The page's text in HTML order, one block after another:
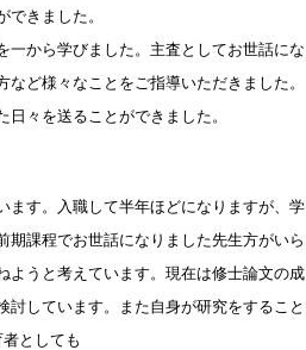
きました。
一から学びました。主査としてお世話にな
ど様々なことをご指導いただきました。
々を送ることができました。
ます。入職して半年ほどになりますが、学
課程でお世話になりました先生方がいら
ようと考えています。現在は修士論文の成
しています。また自身が研究をすること
としても